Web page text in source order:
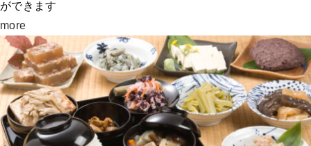
ができます
more